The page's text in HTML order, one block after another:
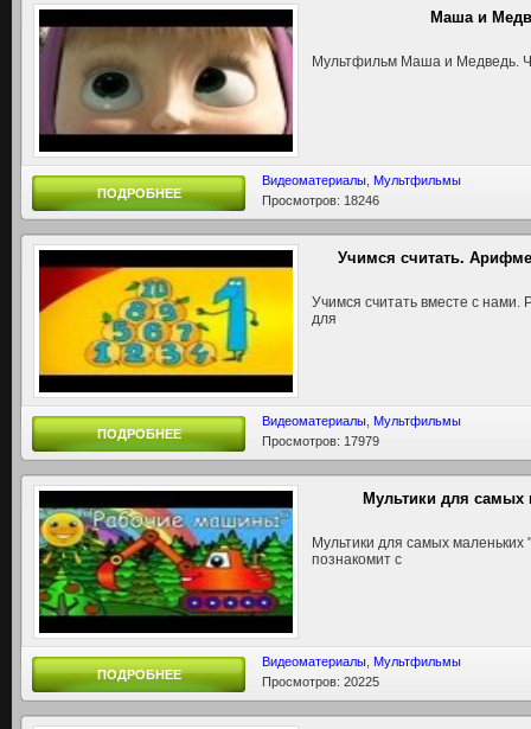
Маша и
Мультфильм Маша и Медведь.
ПОДРОБНЕЕ
Видеоматериалы Мультфильмы
Просмотров: 18246
Учимся считать.
Учимся считать вместе с
для
ПОДРОБНЕЕ
Видеоматериалы Мультфильмы
Просмотров: 17979
Мультики для
Мультики для самых
познакомит с
ПОДРОБНЕЕ
Видеоматериалы Мультфильмы
Просмотров: 20225